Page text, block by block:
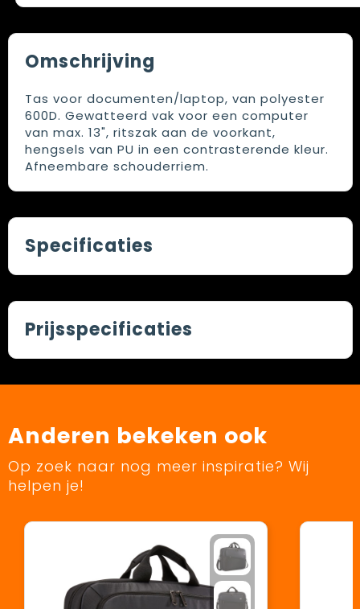
Omschrijving
Tas voor documenten/laptop, van polyester
600D. Gewatteerd vak voor een computer
van max. 13", ritszak aan de voorkant,
hengsels van PU in een contrasterende kleur.
Afneembare schouderriem.
Specificaties
Prijsspecificaties
Anderen bekeken ook
Op zoek naar nog meer inspiratie? Wij
helpen je!